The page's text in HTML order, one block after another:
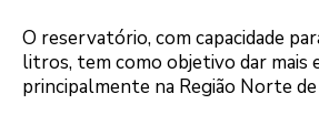
O reservatório, com capacidade
litros, tem como objetivo dar mais
principalmente na Região Norte